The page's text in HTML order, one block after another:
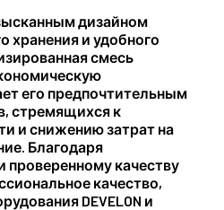
дизайном
хранения и удобного
смесь
его предпочтительным
стремящихся к
и снижению затрат на
Благодаря
проверенному качеству
качество,
DEVELON и